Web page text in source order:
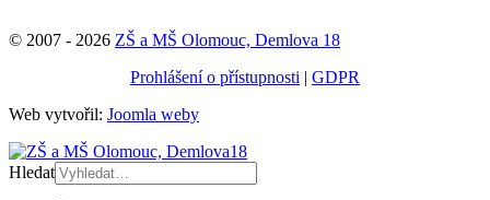
© 2007 - 2026 ZŠ a MŠ Olomouc, Demlova 18
Prohlášení o přístupnosti | GDPR
Web vytvořil: Joomla weby
Hledat